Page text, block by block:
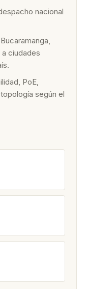
nacional
ciudades
PoE,
según el